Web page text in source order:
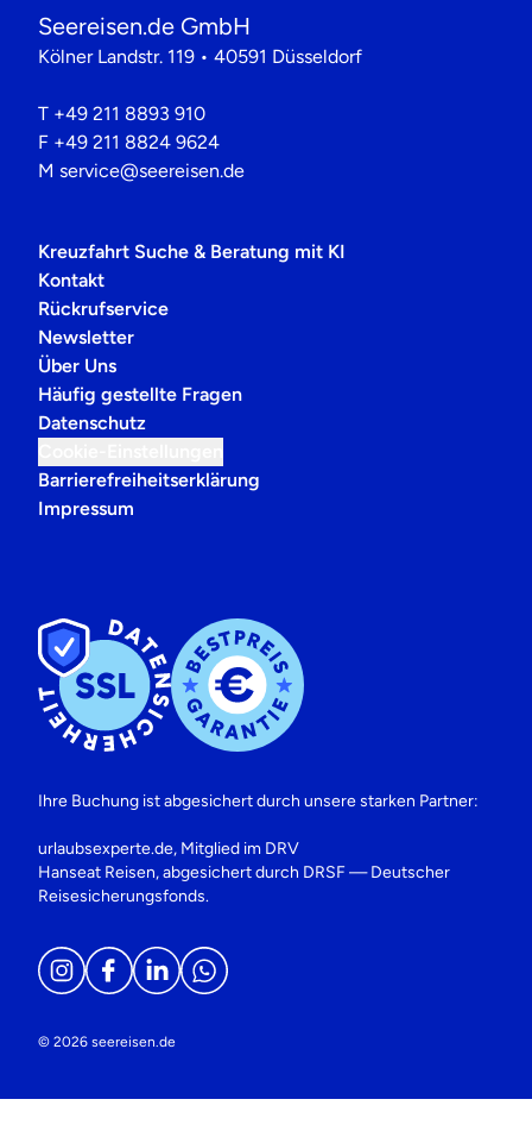
Seereisen.de GmbH
Kölner Landstr. 119 • 40591 Düsseldorf
T +49 211 8893 910
F +49 211 8824 9624
M service@seereisen.de
Kreuzfahrt Suche & Beratung mit KI
Kontakt
Rückrufservice
Newsletter
Über Uns
Häufig gestellte Fragen
Datenschutz
Barrierefreiheitserklärung
Impressum
Ihre Buchung ist abgesichert durch unsere starken Partner:
urlaubsexperte.de, Mitglied im DRV
Hanseat Reisen, abgesichert durch DRSF — Deutscher
Reisesicherungsfonds.
© 2026 seereisen.de